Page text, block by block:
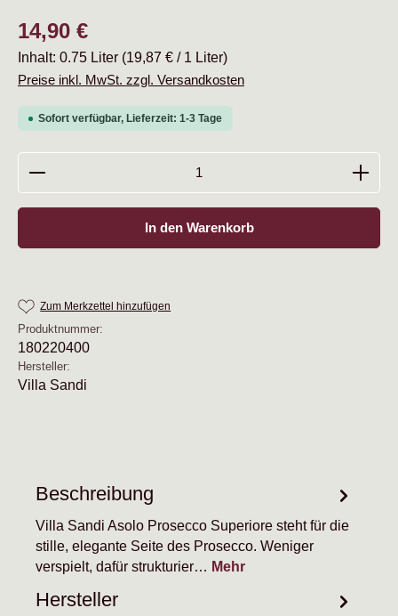
Regulärer Preis:
14,90 €
Inhalt: 0.75 Liter (19,87 € / 1 Liter)
Preise inkl. MwSt. zzgl. Versandkosten
Sofort verfügbar, Lieferzeit: 1-3 Tage
Produkt Anzahl: Gib den gewünschten Wert ein
In den Warenkorb
Zum Merkzettel hinzufügen
Produktnummer:
180220400
Hersteller:
Villa Sandi
Beschreibung
Villa Sandi Asolo Prosecco Superiore steht für die
stille, elegante Seite des Prosecco. Weniger
verspielt, dafür strukturier… Mehr
Hersteller